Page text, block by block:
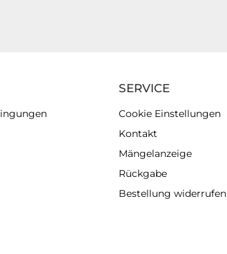
SERVICE
Cookie Einstellungen
Kontakt
Mängelanzeige
Rückgabe
Bestellung widerrufen